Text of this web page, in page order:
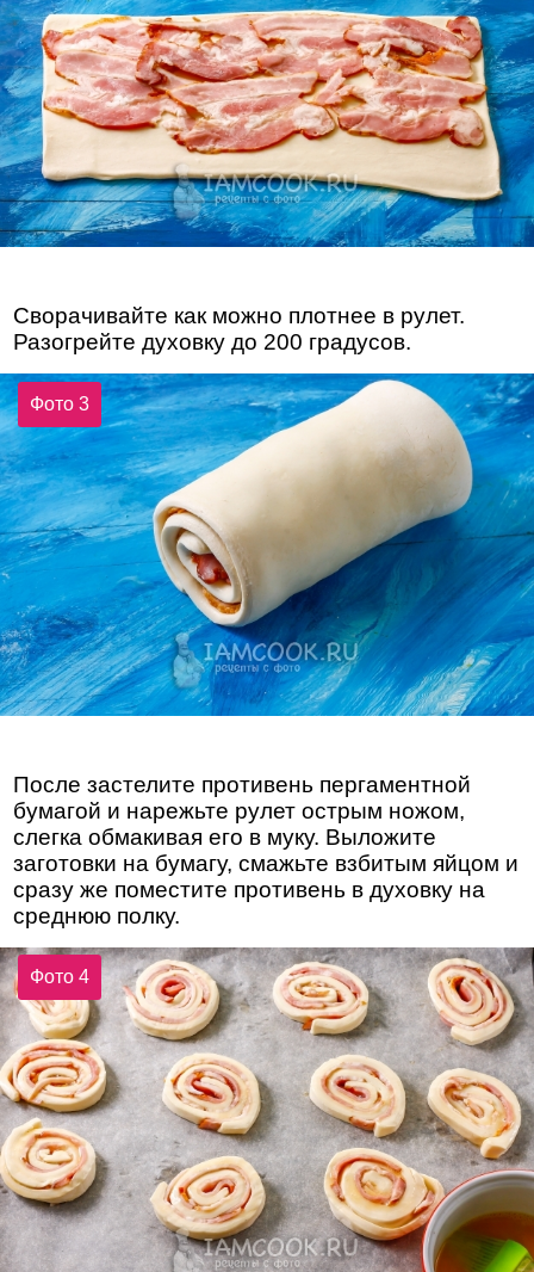
Сворачивайте как можно плотнее в рулет.
Разогрейте духовку до 200 градусов.
Фото 3
После застелите противень пергаментной
бумагой и нарежьте рулет острым ножом,
слегка обмакивая его в муку. Выложите
заготовки на бумагу, смажьте взбитым яйцом и
сразу же поместите противень в духовку на
среднюю полку.
Фото 4